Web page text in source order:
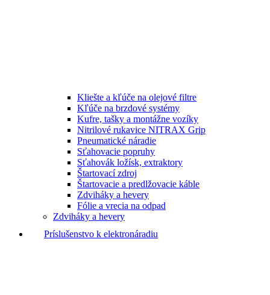
Kliešte a kľúče na olejové filtre
Kľúče na brzdové systémy
Kufre, tašky a montážne vozíky
Nitrilové rukavice NITRAX Grip
Pneumatické náradie
Sťahovacie popruhy
Sťahovák ložísk, extraktory
Štartovací zdroj
Štartovacie a predlžovacie káble
Zdviháky a hevery
Fólie a vrecia na odpad
Zdviháky a hevery
Príslušenstvo k elektronáradiu